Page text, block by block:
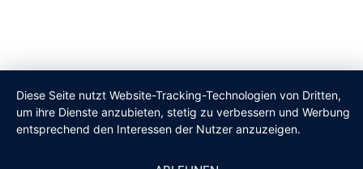
Diese Seite nutzt Website-Tracking-Technologien von Dritten,
um ihre Dienste anzubieten, stetig zu verbessern und Werbung
entsprechend den Interessen der Nutzer anzuzeigen.